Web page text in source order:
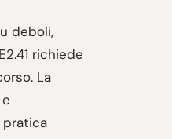
deboli,
richiede
La
pratica